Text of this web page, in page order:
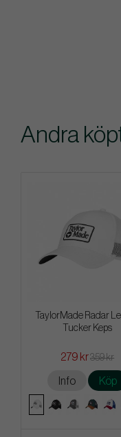
Andra
TaylorMade Radar
Tucker Keps
279 kr359 kr
Info Köp